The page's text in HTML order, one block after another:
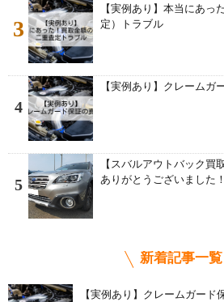
3
【実例あり】本当にあっ
定）トラブル
4
【実例あり】クレームガ
5
【スバルアウトバック買
ありがとうございました！
新着記事一覧
【実例あり】クレームガード